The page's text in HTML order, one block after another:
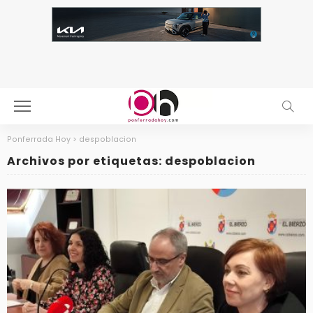
Ponferrada Hoy > despoblacion
Archivos por etiquetas: despoblacion